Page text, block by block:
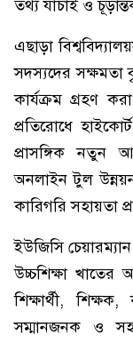
তথ্য যাচাই ও
এছাড়া
সদস্যদের সক্ষমতা
কার্যক্রম গ্রহণ
প্রতিরোধে
প্রাসঙ্গিক নতুন
অনলাইন টুল
কারিগরি সহায়তা
ইউজিসি
উচ্চশিক্ষা খাতের
শিক্ষার্থী,
সম্মানজনক ও